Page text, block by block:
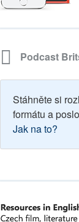
Podcast
Stáhněte si
formátu a
Jak na to?